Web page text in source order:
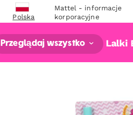
Polska
Mattel - informacje
korporacyjne
Przeglądaj wszystko Lalki